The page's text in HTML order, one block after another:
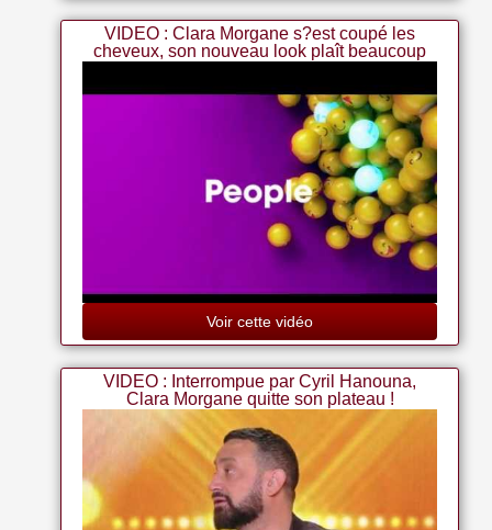
VIDEO : Clara Morgane s?est coupé les
cheveux, son nouveau look plaît beaucoup
Voir cette vidéo
VIDEO : Interrompue par Cyril Hanouna,
Clara Morgane quitte son plateau !